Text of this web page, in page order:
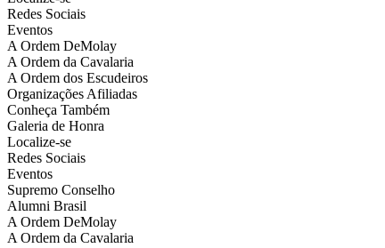
Redes Sociais
Eventos
A Ordem DeMolay
A Ordem da Cavalaria
A Ordem dos Escudeiros
Organizações Afiliadas
Conheça Também
Galeria de Honra
Localize-se
Redes Sociais
Eventos
Supremo Conselho
Alumni Brasil
A Ordem DeMolay
A Ordem da Cavalaria